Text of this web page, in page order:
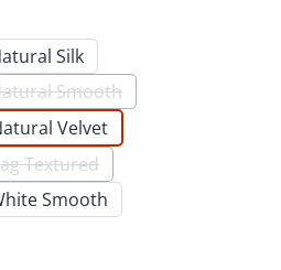
Silk
Smooth
Option ist zurzeit nicht verfügbar.)
Velvet
Textured
Option ist zurzeit nicht verfügbar.)
Smooth